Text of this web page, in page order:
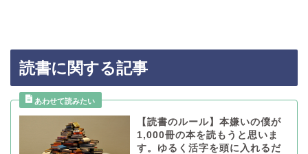
読書に関する記事
【読書のルール】本嫌いの僕が
1,000冊の本を読もうと思いま
す。ゆるく活字を頭に入れるだ